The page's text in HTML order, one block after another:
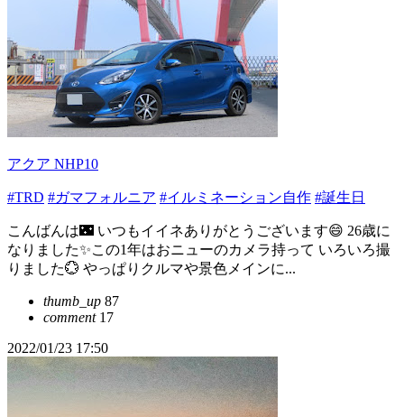
アクア NHP10
#TRD #ガマフォルニア #イルミネーション自作 #誕生日
こんばんは🌃 いつもイイネありがとうございます😄 26歳に
なりました✨この1年はおニューのカメラ持って いろいろ撮
りました💮 やっぱりクルマや景色メインに...
thumb_up 87
comment17
2022/01/23 17:50